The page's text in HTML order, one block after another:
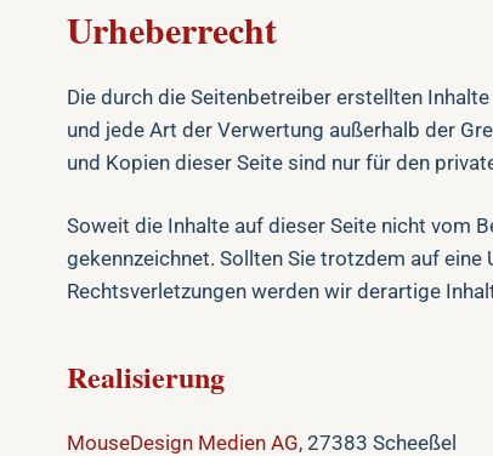
Urheberrecht
Die durch die Seitenbetreiber erstellten
und jede Art der Verwertung außerhalb der
und Kopien dieser Seite sind nur für den
Soweit die Inhalte auf dieser Seite nicht vom
gekennzeichnet. Sollten Sie trotzdem auf
Rechtsverletzungen werden wir derartige
Realisierung
MouseDesign Medien AG, 27383 Scheeßel